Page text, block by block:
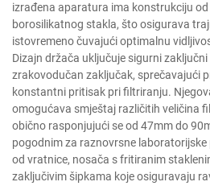
izrađena aparatura ima konstrukciju
borosilikatnog stakla, što osigurava
istovremeno čuvajući optimalnu
Dizajn držača uključuje sigurni
zrakovodučan zaključak, sprečavajući
konstantni pritisak pri filtriranju.
omogućava smještaj različitih veličina
obično rasponjujući se od 47mm do
pogodnim za raznovrsne laboratorijske
od vratnice, nosača s fritiranim
zaključivim šipkama koje osiguravaju